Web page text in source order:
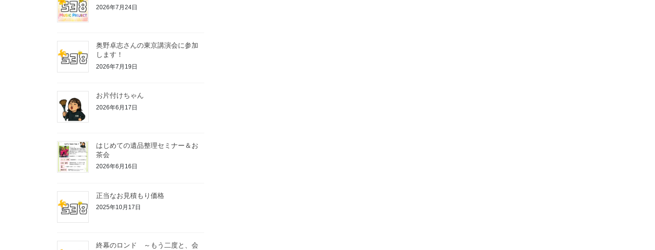
2026年7月24日
奥野卓志さんの東京講演会に参加
します！
2026年7月19日
お片付けちゃん
2026年6月17日
はじめての遺品整理セミナー＆お
茶会
2026年6月16日
正当なお見積もり価格
2025年10月17日
終幕のロンド ～もう二度と、会